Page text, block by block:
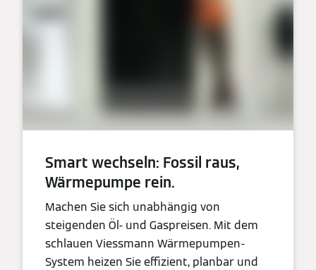
Smart wechseln: Fossil raus,
Wärmepumpe rein.
Machen Sie sich unabhängig von
steigenden Öl- und Gaspreisen. Mit dem
schlauen Viessmann Wärmepumpen-
System heizen Sie effizient, planbar und